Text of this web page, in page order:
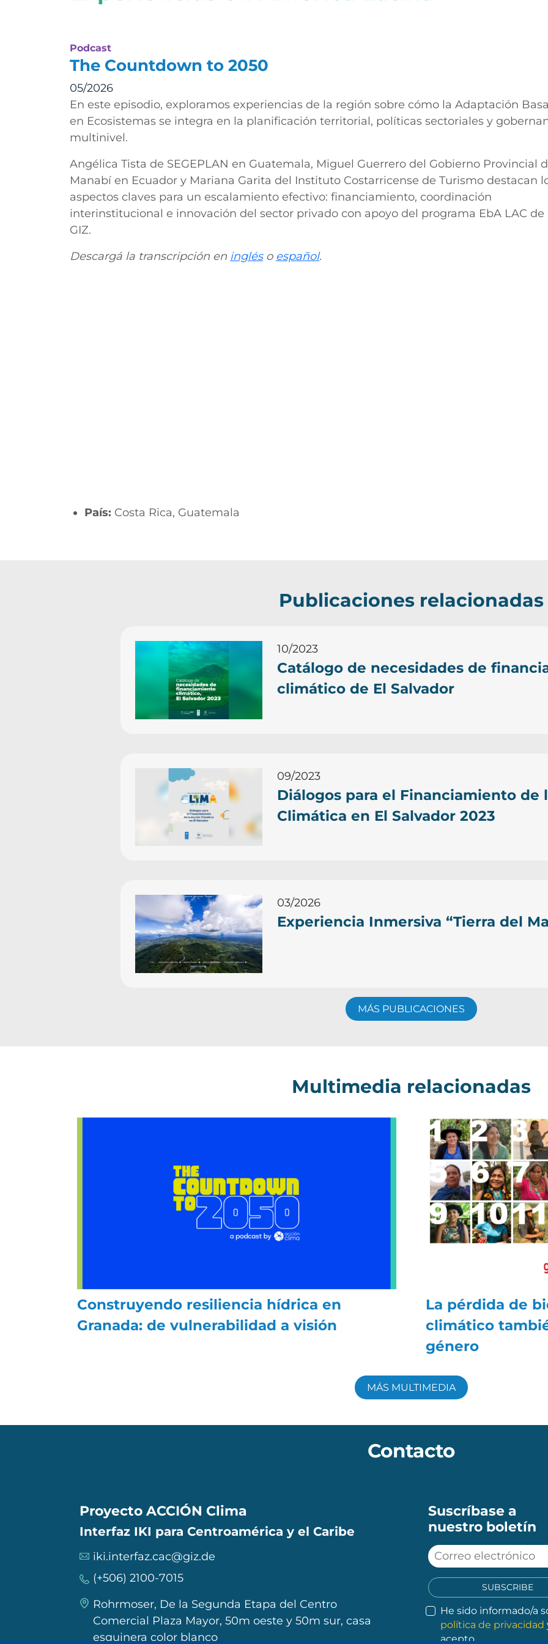
Podcast
The Countdown to 2050
05/2026
En este episodio, exploramos experiencias de la región sobre cómo la Adaptación
en Ecosistemas se integra en la planificación territorial, políticas sectoriales y
multinivel.
Angélica Tista de SEGEPLAN en Guatemala, Miguel Guerrero del Gobierno Provincial
Manabí en Ecuador y Mariana Garita del Instituto Costarricense de Turismo destacan
aspectos claves para un escalamiento efectivo: financiamiento, coordinación
interinstitucional e innovación del sector privado con apoyo del programa EbA LAC de
GIZ.
Descargá la transcripción en ingléso español.
País: Costa Rica, Guatemala
Publicaciones relacionadas
10/2023
Catálogo de necesidades de
climático de El Salvador
09/2023
Diálogos para el Financiamiento de
Climática en El Salvador 2023
03/2026
Experiencia Inmersiva “Tierra del
MÁS PUBLICACIONES
Multimedia relacionadas
Construyendo resiliencia hídrica en
Granada: de vulnerabilidad a visión
La pérdida de
climático
género
MÁS MULTIMEDIA
Contacto
Proyecto ACCIÓN Clima
Interfaz IKI para Centroamérica y el Caribe
iki.interfaz.cac@giz.de
(+506) 2100-7015
Rohrmoser, De la Segunda Etapa del Centro
Comercial Plaza Mayor, 50m oeste y 50m sur, casa
esquinera color blanco
Suscríbase a
nuestro boletín
SUBSCRIBE
He sido informado/a
política de privacidad
acepto.